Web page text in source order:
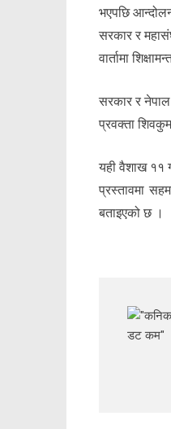
भएपछि
सरकार र
वार्तामा
सरकार र नेपाल
प्रवक्ता
यही वैशाख ११
प्रस्तावमा
बताइएको छ ।